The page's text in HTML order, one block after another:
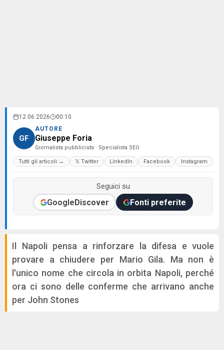
12.06.2026 00:10
GF
AUTORE
Giuseppe Foria
Giornalista pubblicista · Specialista SEO
Tutti gli articoli → 𝕏 Twitter LinkedIn Facebook Instagram
Seguici su
GoogleDiscover Fonti preferite
Il Napoli pensa a rinforzare la difesa e vuole
provare a chiudere per Mario Gila. Ma non è
l'unico nome che circola in orbita Napoli, perché
ora ci sono delle conferme che arrivano anche
per John Stones